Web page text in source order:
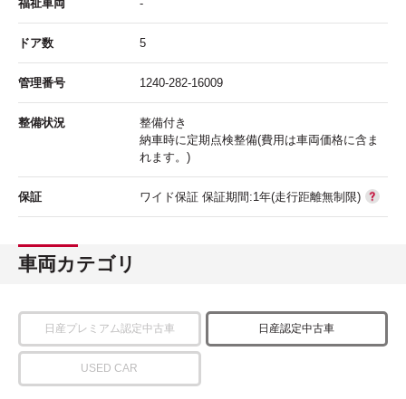
福祉車両 -
ドア数 5
管理番号 1240-282-16009
整備状況
整備付き
納車時に定期点検整備(費用は車両価格に含ま
れます。)
保証 ワイド保証 保証期間:1年(走行距離無制限)
車両カテゴリ
日産プレミアム認定中古車 日産認定中古車
USED CAR